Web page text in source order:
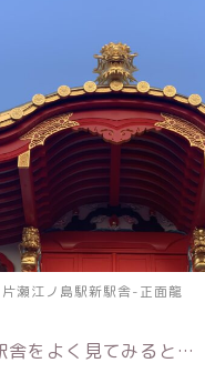
片瀬江ノ島駅新駅舎-正面龍
舎をよく見てみると…